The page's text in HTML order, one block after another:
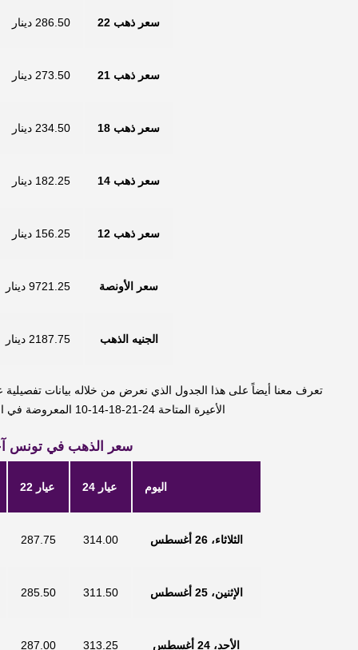
سعر ذهب 22 286.50 دينار
سعر ذهب 21 273.50 دينار
سعر ذهب 18 234.50 دينار
سعر ذهب 14 182.25 دينار
سعر ذهب 12 156.25 دينار
سعر الأونصة 9721.25 دينار
الجنيه الذهب 2187.75 دينار
تعرف معنا أيضاً على هذا الجدول الذي نعرض من خلاله بيانات
الأعيرة المتاحة 24-21-18-14-10 المعروضة في الجدول التالي بعملة دينار تونسي .
سعر الذهب في تونس آخر 10
اليوم عيار 24 عيار 22
الثلاثاء، 26 أغسطس 314.00
287.75
الإثنين، 25 أغسطس 311.50
285.50
الأحد، 24 أغسطس 313.25
287.00